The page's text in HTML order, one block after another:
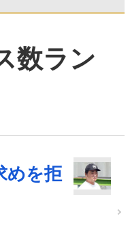
数ラン
めを拒